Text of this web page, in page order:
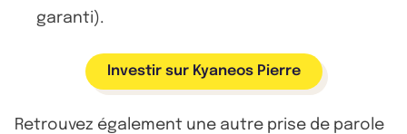
garanti).
Investir sur Kyaneos Pierre
Retrouvez également une autre prise de parole